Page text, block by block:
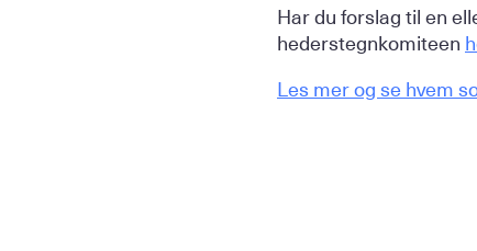
Har du forslag til en
hederstegnkomiteen
Les mer og se hvem